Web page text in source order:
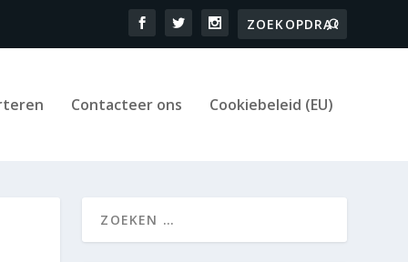
Contacteer ons Cookiebeleid (EU)